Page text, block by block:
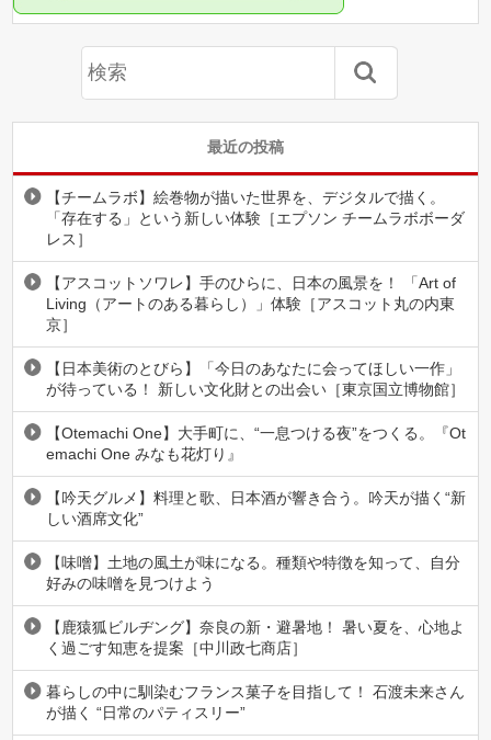
最近の投稿
【チームラボ】絵巻物が描いた世界を、デジタルで描く。
「存在する」という新しい体験［エプソン チームラボボーダ
レス］
【アスコットソワレ】手のひらに、日本の風景を！ 「Art of
Living（アートのある暮らし）」体験［アスコット丸の内東
京］
【日本美術のとびら】「今日のあなたに会ってほしい一作」
が待っている！ 新しい文化財との出会い［東京国立博物館］
【Otemachi One】大手町に、“一息つける夜”をつくる。『Ot
emachi One みなも花灯り』
【吟天グルメ】料理と歌、日本酒が響き合う。吟天が描く“新
しい酒席文化”
【味噌】土地の風土が味になる。種類や特徴を知って、自分
好みの味噌を見つけよう
【鹿猿狐ビルヂング】奈良の新・避暑地！ 暑い夏を、心地よ
く過ごす知恵を提案［中川政七商店］
暮らしの中に馴染むフランス菓子を目指して！ 石渡未来さん
が描く “日常のパティスリー”